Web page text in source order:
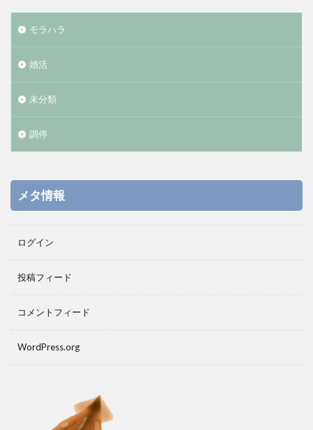
モラハラ
婚活
未分類
調停
メタ情報
ログイン
投稿フィード
コメントフィード
WordPress.org